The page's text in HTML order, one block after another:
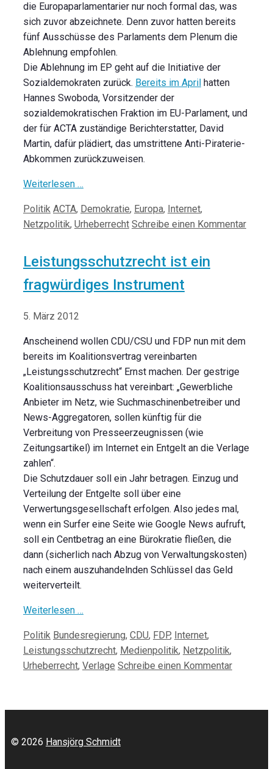
die Europaparlamentarier nur noch formal das, was
sich zuvor abzeichnete. Denn zuvor hatten bereits
fünf Ausschüsse des Parlaments dem Plenum die
Ablehnung empfohlen.
Die Ablehnung im EP geht auf die Initiative der
Sozialdemokraten zurück. Bereits im April hatten
Hannes Swoboda, Vorsitzender der
sozialdemokratischen Fraktion im EU-Parlament, und
der für ACTA zuständige Berichterstatter, David
Martin, dafür plädiert, das umstrittene Anti-Piraterie-
Abkommen zurückzuweisen.
Weiterlesen …
Kategorien
Politik Schlagwörter
ACTA, Demokratie, Europa, Internet,
Netzpolitik, Urheberrecht Schreibe einen Kommentar
Leistungsschutzrecht ist ein
fragwürdiges Instrument
5. März 2012
Anscheinend wollen CDU/CSU und FDP nun mit dem
bereits im Koalitionsvertrag vereinbarten
„Leistungsschutzrecht“ Ernst machen. Der gestrige
Koalitionsausschuss hat vereinbart: „Gewerbliche
Anbieter im Netz, wie Suchmaschinenbetreiber und
News-Aggregatoren, sollen künftig für die
Verbreitung von Presseerzeugnissen (wie
Zeitungsartikel) im Internet ein Entgelt an die Verlage
zahlen“.
Die Schutzdauer soll ein Jahr betragen. Einzug und
Verteilung der Entgelte soll über eine
Verwertungsgesellschaft erfolgen. Also jedes mal,
wenn ein Surfer eine Seite wie Google News aufruft,
soll ein Centbetrag an eine Bürokratie fließen, die
dann (sicherlich nach Abzug von Verwaltungskosten)
nach einem auszuhandelnden Schlüssel das Geld
weiterverteilt.
Weiterlesen …
Kategorien
Politik Schlagwörter
Bundesregierung, CDU, FDP, Internet,
Leistungsschutzrecht, Medienpolitik, Netzpolitik,
Urheberrecht, Verlage Schreibe einen Kommentar
© 2026 Hansjörg Schmidt